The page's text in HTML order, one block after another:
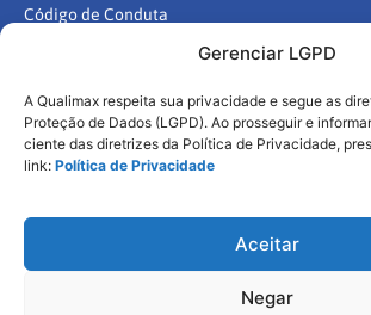
Gerenciar LGPD
A Qualimax respeita sua privacidade e segue as
Proteção de Dados (LGPD). Ao prosseguir e
ciente das diretrizes da Política de Privacidade,
link: Política de Privacidade
Aceitar
Negar
Código de Conduta
Política de Cookies
Política de Privacidade